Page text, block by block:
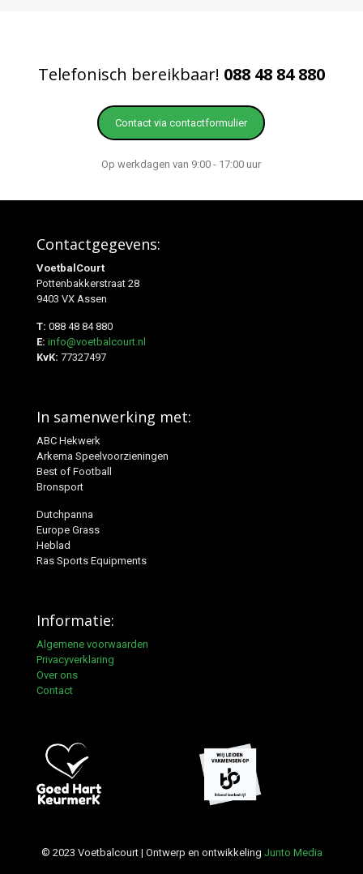
Telefonisch bereikbaar! 088 48 84 880
Contact via contactformulier
Op werkdagen van 9:00 - 17:00 uur
Contactgegevens:
VoetbalCourt
Pottenbakkerstraat 28
9403 VX Assen
T: 088 48 84 880
E: info@voetbalcourt.nl
KvK: 77327497
In samenwerking met:
ABC Hekwerk
Arkema Speelvoorzieningen
Best of Football
Bronsport
Dutchpanna
Europe Grass
Heblad
Ras Sports Equipments
Informatie:
Algemene voorwaarden
Privacyverklaring
Over ons
Contact
© 2023 Voetbalcourt | Ontwerp en ontwikkeling Junto Media